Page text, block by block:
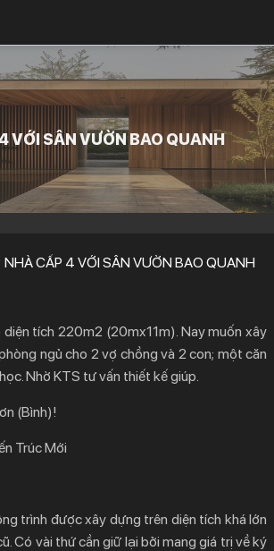
VỚI SÂN VƯỜN BAO QUANH
NHÀ CẤP 4 VỚI SÂN VƯỜN BAO QUANH
tích 220m2 (20mx11m). Nay muốn xây
ngủ cho 2 vợ chồng và 2 con; một căn
Nhờ KTS tư vấn thiết kế giúp.
(Bình)!
Trúc Mới
trình được xây dựng trên diện tích khá lớn
Có vài thứ cần giữ lại bởi mang giá trị về ký